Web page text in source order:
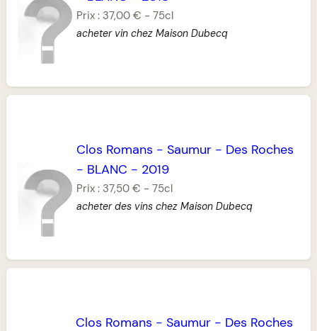
Prix : 37,00 € - 75cl
acheter vin chez Maison Dubecq
Clos Romans - Saumur- Des Roches
- BLANC - 2019
Prix : 37,50 € - 75cl
acheter des vins chez Maison Dubecq
Clos Romans - Saumur- Des Roches